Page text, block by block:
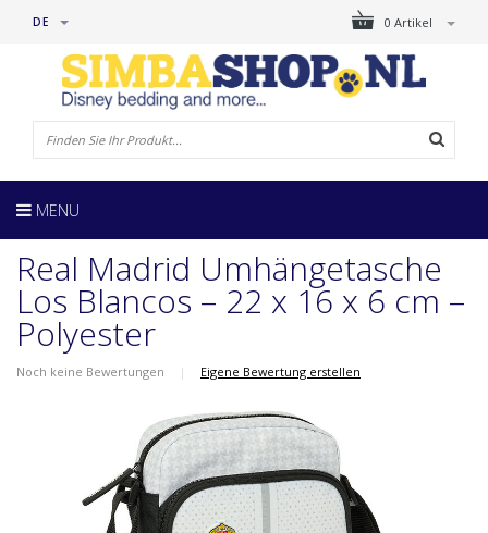
0 Artikel
DE
MENU
Real Madrid Umhängetasche
Los Blancos – 22 x 16 x 6 cm –
Polyester
Noch keine Bewertungen | Eigene Bewertung erstellen